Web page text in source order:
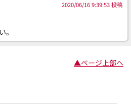
2020/06/16 9:39:53 投稿
。
▲ページ上部へ